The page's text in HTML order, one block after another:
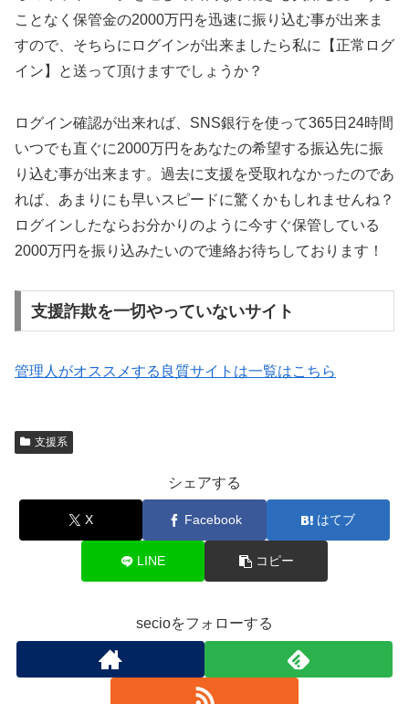
ことなく保管金の2000万円を迅速に振り込む事が出来ま
すので、そちらにログインが出来ましたら私に【正常ログ
イン】と送って頂けますでしょうか？
ログイン確認が出来れば、SNS銀行を使って365日24時間
いつでも直ぐに2000万円をあなたの希望する振込先に振
り込む事が出来ます。過去に支援を受取れなかったのであ
れば、あまりにも早いスピードに驚くかもしれませんね？
ログインしたならお分かりのように今すぐ保管している
2000万円を振り込みたいので連絡お待ちしております！
支援詐欺を一切やっていないサイト
管理人がオススメする良質サイトは一覧はこちら
支援系
シェアする
X Facebook はてブ
LINE コピー
secioをフォローする